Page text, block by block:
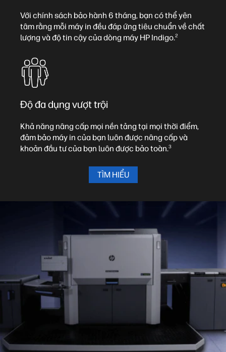
Với chính sách bảo hành 6 tháng, bạn có thể yên
tâm rằng mỗi máy in đều đáp ứng tiêu chuẩn về chất
lượng và độ tin cậy của dòng máy HP Indigo.2
Độ đa dụng vượt trội
Khả năng nâng cấp mọi nền tảng tại mọi thời điểm,
đảm bảo máy in của bạn luôn được nâng cấp và
khoản đầu tư của bạn luôn được bảo toàn.3
TÌM HIỂU